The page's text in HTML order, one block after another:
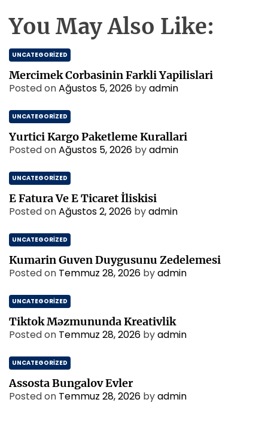
You May Also Like:
UNCATEGORIZED
Mercimek Corbasinin Farkli Yapilislari
Posted onAğustos 5, 2026 byadmin
UNCATEGORIZED
Yurtici Kargo Paketleme Kurallari
Posted onAğustos 5, 2026 byadmin
UNCATEGORIZED
E Fatura Ve E Ticaret İliskisi
Posted onAğustos 2, 2026 byadmin
UNCATEGORIZED
Kumarin Guven Duygusunu Zedelemesi
Posted on Temmuz 28, 2026 byadmin
UNCATEGORIZED
Tiktok Məzmununda Kreativlik
Posted on Temmuz 28, 2026 byadmin
UNCATEGORIZED
Assosta Bungalov Evler
Posted on Temmuz 28, 2026 byadmin